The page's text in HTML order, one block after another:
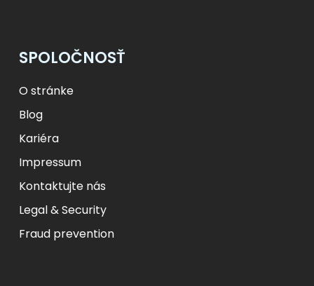
ft HUF
zł PLN
SPOLOČNOSŤ
O stránke
Blog
Kariéra
Impressum
Kontaktujte nás
Legal & Security
Fraud prevention